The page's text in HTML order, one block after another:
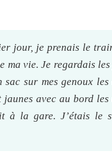
jour, je prenais le
ma vie. Je regardais les
sac sur mes genoux les
jaunes avec au bord
à la gare. J’étais le